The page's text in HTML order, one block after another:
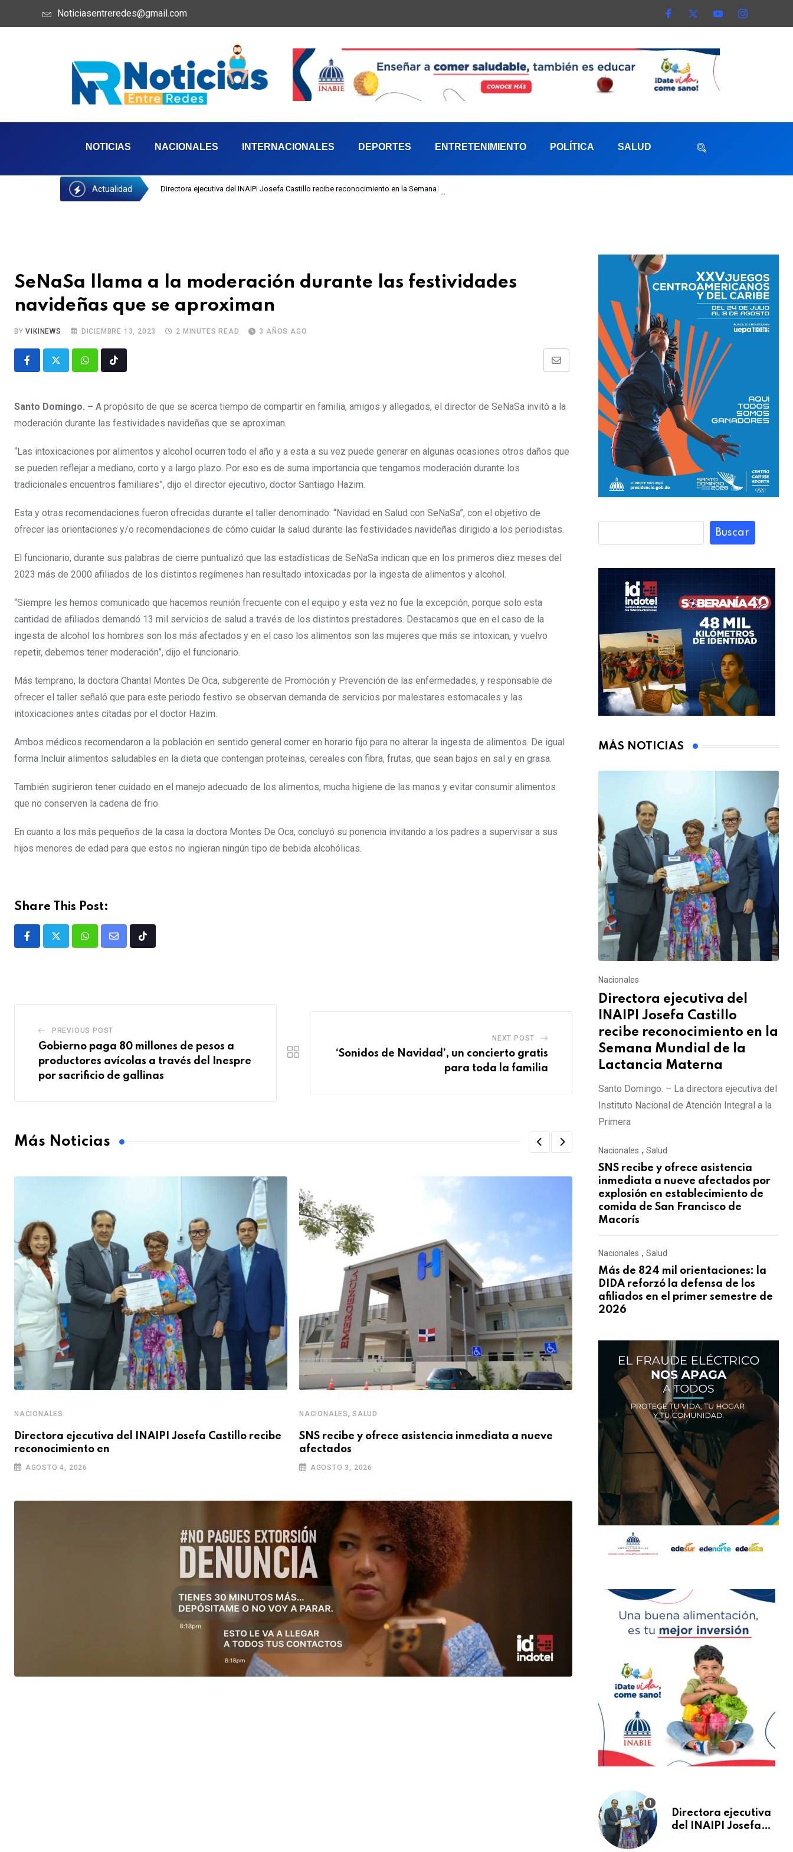
Noticiasentreredes@gmail.com
NOTICIAS NACIONALES INTERNACIONALES DEPORTES ENTRETENIMIENTO POLÍTICA SALUD
Actualidad Directora ejecutiva del INAIPI Josefa Castillo recibe reconocimiento en la Semana Mundial de la Lactancia Materna
SeNaSa llama a la moderación durante las festividades
navideñas que se aproximan
BYVIKINEWS DICIEMBRE 13, 2023 2 MINUTES READ 3 AÑOS AGO
Santo Domingo. – A propósito de que se acerca tiempo de compartir en familia, amigos y allegados, el director de SeNaSa invitó a la
moderación durante las festividades navideñas que se aproximan.
“Las intoxicaciones por alimentos y alcohol ocurren todo el año y a esta a su vez puede generar en algunas ocasiones otros daños que
se pueden reflejar a mediano, corto y a largo plazo. Por eso es de suma importancia que tengamos moderación durante los
tradicionales encuentros familiares”, dijo el director ejecutivo, doctor Santiago Hazim.
Esta y otras recomendaciones fueron ofrecidas durante el taller denominado: “Navidad en Salud con SeNaSa”, con el objetivo de
ofrecer las orientaciones y/o recomendaciones de cómo cuidar la salud durante las festividades navideñas dirigido a los periodistas.
El funcionario, durante sus palabras de cierre puntualizó que las estadísticas de SeNaSa indican que en los primeros diez meses del
2023 más de 2000 afiliados de los distintos regímenes han resultado intoxicadas por la ingesta de alimentos y alcohol.
“Siempre les hemos comunicado que hacemos reunión frecuente con el equipo y esta vez no fue la excepción, porque solo esta
cantidad de afiliados demandó 13 mil servicios de salud a través de los distintos prestadores. Destacamos que en el caso de la
ingesta de alcohol los hombres son los más afectados y en el caso los alimentos son las mujeres que más se intoxican, y vuelvo
repetir, debemos tener moderación”, dijo el funcionario.
Más temprano, la doctora Chantal Montes De Oca, subgerente de Promoción y Prevención de las enfermedades, y responsable de
ofrecer el taller señaló que para este periodo festivo se observan demanda de servicios por malestares estomacales y las
intoxicaciones antes citadas por el doctor Hazim.
Ambos médicos recomendaron a la población en sentido general comer en horario fijo para no alterar la ingesta de alimentos. De igual
forma Incluir alimentos saludables en la dieta que contengan proteínas, cereales con fibra, frutas, que sean bajos en sal y en grasa.
También sugirieron tener cuidado en el manejo adecuado de los alimentos, mucha higiene de las manos y evitar consumir alimentos
que no conserven la cadena de frio.
En cuanto a los más pequeños de la casa la doctora Montes De Oca, concluyó su ponencia invitando a los padres a supervisar a sus
hijos menores de edad para que estos no ingieran ningún tipo de bebida alcohólicas.
Share This Post:
PREVIOUS POST
Gobierno paga 80 millones de pesos a
productores avícolas a través del Inespre
por sacrificio de gallinas
NEXT POST
‘Sonidos de Navidad’, un concierto gratis
para toda la familia
Más Noticias
NACIONALES
Directora ejecutiva del INAIPI Josefa Castillo recibe
reconocimiento en
AGOSTO 4, 2026
NACIONALES, SALUD
SNS recibe y ofrece asistencia inmediata a nueve
afectados
AGOSTO 3, 2026
NACIONALES,SALUD
Más de 824 mil orientaciones: la DIDA
AGOSTO 3, 2026
Buscar
MÁS NOTICIAS
Nacionales
Directora ejecutiva del
INAIPI Josefa Castillo
recibe reconocimiento en la
Semana Mundial de la
Lactancia Materna
Santo Domingo. – La directora ejecutiva del
Instituto Nacional de Atención Integral a la
Primera
Nacionales , Salud
SNS recibe y ofrece asistencia
inmediata a nueve afectados por
explosión en establecimiento de
comida de San Francisco de
Macorís
Nacionales , Salud
Más de 824 mil orientaciones: la
DIDA reforzó la defensa de los
afiliados en el primer semestre de
2026
Directora ejecutiva
del INAIPI Josefa